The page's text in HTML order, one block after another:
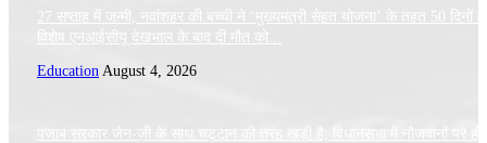
27 सप्ताह में जन्मी, नवांशहर की बच्ची ने ‘मुख्यमंत्री सेहत योजना’ के तहत 50 दिनों
विशेष एनआईसीयू देखभाल के बाद दी मौत को...
Education August 4, 2026
पजाब सरकार जेन-ज़ी के साथ चट्टान की तरह खड़ी है; विधानसभा में नौजवानों पर हो